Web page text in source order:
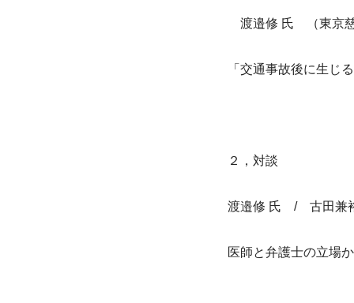
渡邉修 氏　（東京
「交通事故後に生じ
２，対談
渡邉修 氏　/　古田兼
医師と弁護士の立場